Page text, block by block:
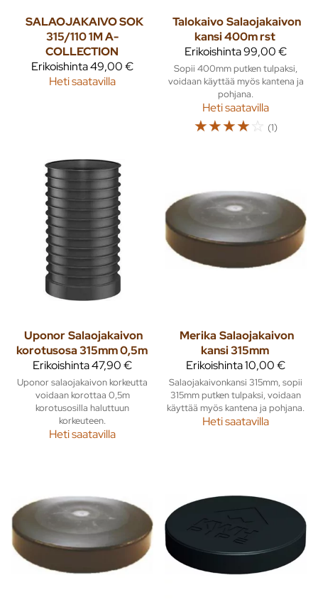
SALAOJAKAIVO SOK
315/110 1M A-
COLLECTION
Erikoishinta49,00 €
Heti saatavilla
Talokaivo Salaojakaivon
kansi 400m rst
Erikoishinta99,00 €
Sopii 400mm putken tulpaksi,
voidaan käyttää myös kantena ja
pohjana.
Heti saatavilla
☆☆☆☆☆ (1)
Uponor Salaojakaivon
korotusosa 315mm 0,5m
Erikoishinta47,90 €
Uponor salaojakaivon korkeutta
voidaan korottaa 0,5m
korotusosilla haluttuun
korkeuteen.
Heti saatavilla
Merika Salaojakaivon
kansi 315mm
Erikoishinta10,00 €
Salaojakaivonkansi 315mm, sopii
315mm putken tulpaksi, voidaan
käyttää myös kantena ja pohjana.
Heti saatavilla